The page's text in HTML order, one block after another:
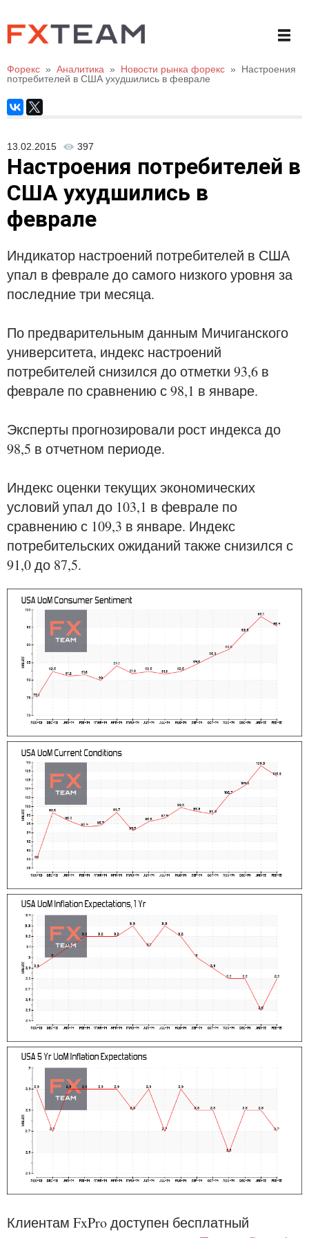
Форекс » Аналитика » Новости рынка форекс »
Настроения
потребителей в США ухудшились в феврале
13.02.2015 397
Настроения потребителей в
США ухудшились в
феврале
Индикатор настроений потребителей в США
упал в феврале до самого низкого уровня за
последние три месяца.
По предварительным данным Мичиганского
университета, индекс настроений
потребителей снизился до отметки 93,6 в
феврале по сравнению с 98,1 в январе.
Эксперты прогнозировали рост индекса до
98,5 в отчетном периоде.
Индекс оценки текущих экономических
условий упал до 103,1 в феврале по
сравнению с 109,3 в январе. Индекс
потребительских ожиданий также снизился с
91,0 до 87,5.
Клиентам FxPro доступен бесплатный